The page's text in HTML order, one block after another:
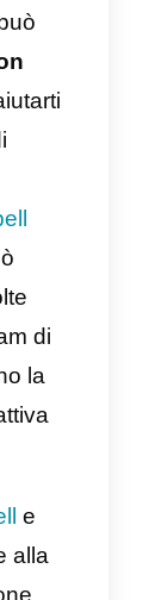
facilita
li corregge
al
più
clienti